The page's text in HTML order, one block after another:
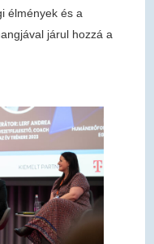
élmények és a
járul hozzá a